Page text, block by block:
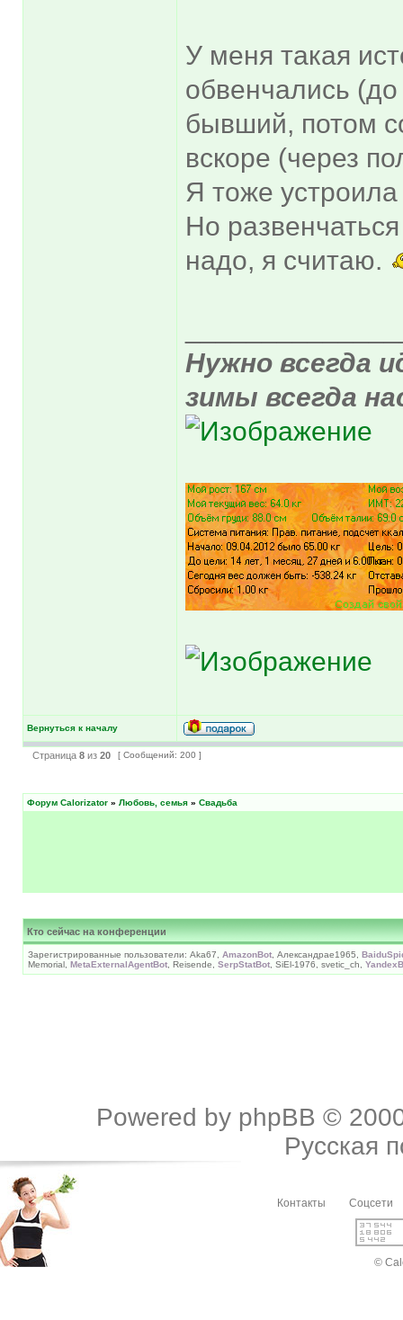
У меня такая
обвенчались
бывший, потом
вскоре (через
Я тоже
Но
надо, я считаю.
Нужно всегда
зимы всегда
Вернуться к началу
Страница 8 из 20 [ Сообщений: 200 ]
Форум Calorizator » Любовь, семья » Свадьба
Кто сейчас на конференции
Зарегистрированные пользователи: Aka67, AmazonBot , Александраe1965,
Memorial, MetaExternalAgentBot , Reisende, SerpStatBot , SiEl-1976, svetic_ch,
Powered by phpBB ©
Русская
Контакты Соцсети
©